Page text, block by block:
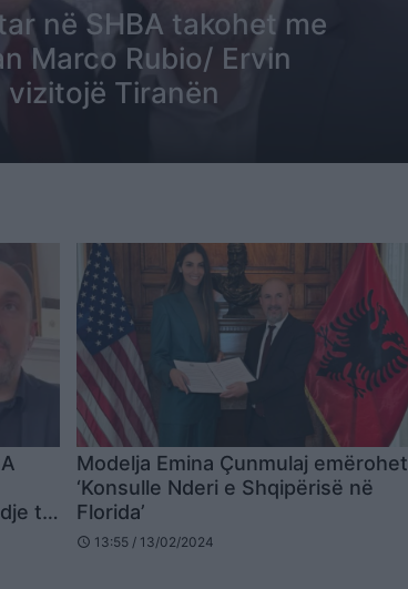
në SHBA takohet me
Marco Rubio/ Ervin
Tiranën
të
Modelja Emina Çunmulaj emërohet
‘Konsulle Nderi e Shqipërisë në
Florida’
schedule 13:55 / 13/02/2024